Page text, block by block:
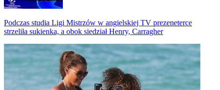
Podczas studia Ligi Mistrzów w angielskiej TV prezeneterce
strzeliła sukienka, a obok siedział Henry, Carragher